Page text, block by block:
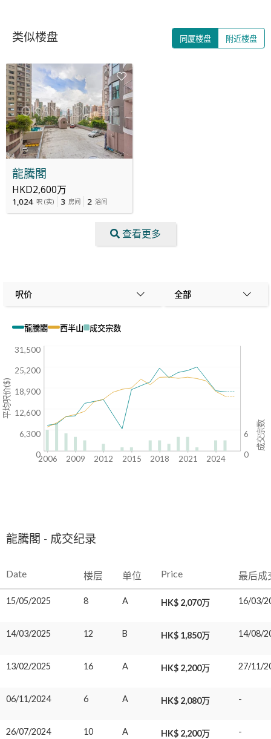
类似楼盘 同厦楼盘 附近楼盘
龍騰閣
HKD2,600万
1,024 呎 (实) 3 房间 2 浴间
查看更多
呎价 全部
龍騰閣 西半山 成交宗数
6
0
2006 2009 2012 2015 2018 2021 2024
成交宗数
31,500
25,200
18,900
12,600
6,300
0
平均呎价($)
龍騰閣 - 成交纪录
Date 楼层 单位 Price 最后成
15/05/2025 8 A HK$ 2,070万 16/03/
14/03/2025 12 B HK$ 1,850万 14/08/
13/02/2025 16 A HK$ 2,200万 27/11/
06/11/2024 6 A HK$ 2,080万 -
26/07/2024 10 A HK$ 2,200万 -